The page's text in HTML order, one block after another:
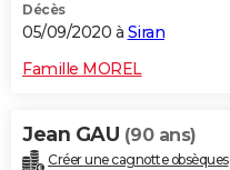
Décès
05/09/2020 à Siran
Famille MOREL
Jean GAU (90 ans)
Créer une cagnotte obsèques